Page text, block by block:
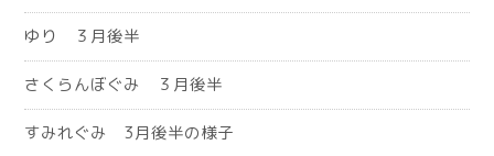
ゆり ３月後半
さくらんぼぐみ ３月後半
すみれぐみ 3月後半の様子